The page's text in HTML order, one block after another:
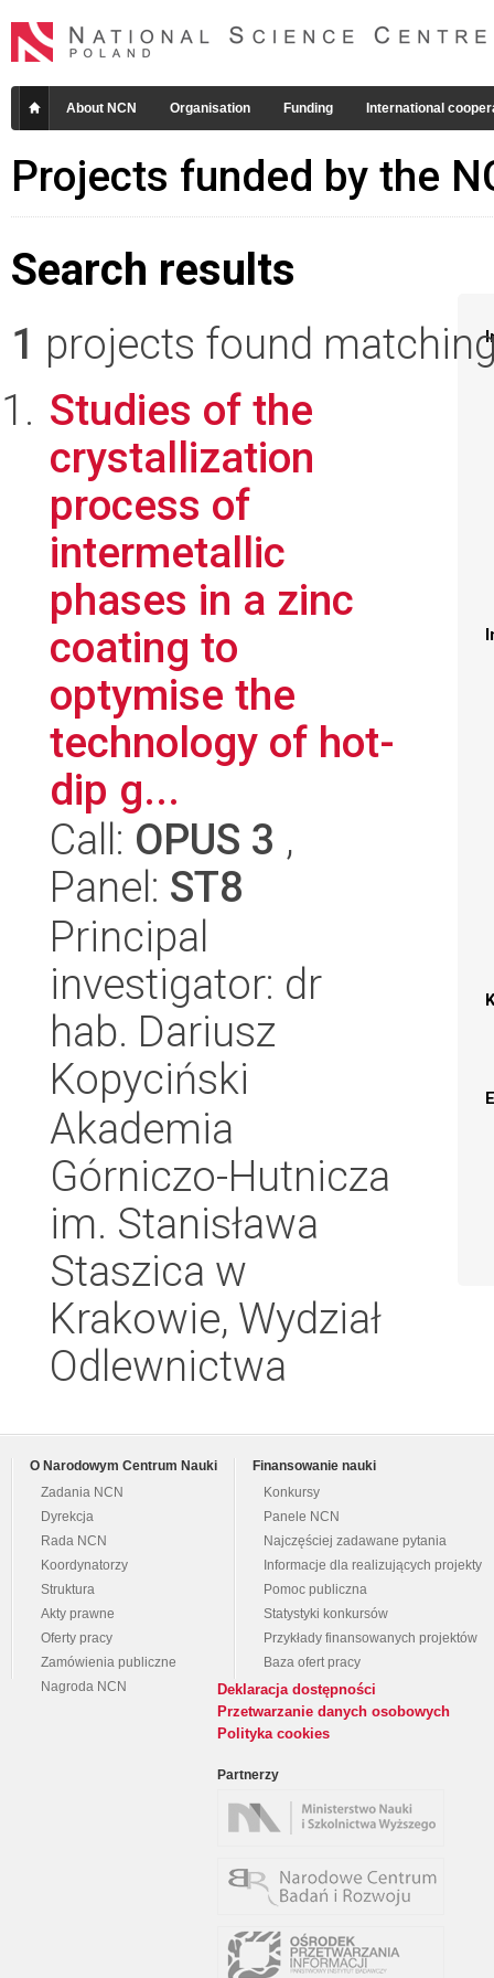
About NCN Organisation Funding International
Projects funded by the
Search results
1 projects found
Studies of the
crystallization
process of
intermetallic
phases in a zinc
coating to
optymise the
technology of hot-
dip g...
Call: OPUS 3 ,
Panel: ST8
Principal
investigator: dr
hab. Dariusz
Kopyciński
Akademia
Górniczo-Hutnicza
im. Stanisława
Staszica w
Krakowie, Wydział
Odlewnictwa
O Narodowym Centrum Nauki
Zadania NCN
Dyrekcja
Rada NCN
Koordynatorzy
Struktura
Akty prawne
Oferty pracy
Zamówienia publiczne
Nagroda NCN
Finansowanie nauki
Konkursy
Panele NCN
Najczęściej zadawane pytania
Informacje dla realizujących projekty
Pomoc publiczna
Statystyki konkursów
Przykłady finansowanych projektów
Baza ofert pracy
Deklaracja dostępności
Przetwarzanie danych osobowych
Polityka cookies
Partnerzy